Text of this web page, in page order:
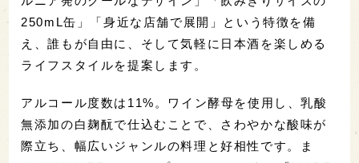
250mL缶」「身近な店舗で展開」という特徴を備
え、誰もが自由に、そして気軽に日本酒を楽しめる
ライフスタイルを提案します。
アルコール度数は11%。ワイン酵母を使用し、乳酸
無添加の白麹酛で仕込むことで、さわやかな酸味が
際立ち、幅広いジャンルの料理と好相性です。ま